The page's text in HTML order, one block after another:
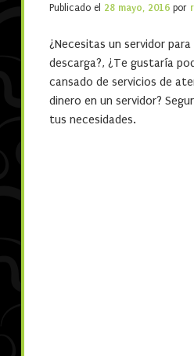
Publicado el 28 mayo, 2016 por
¿Necesitas un servidor
descarga?, ¿Te gustaría
cansado de servicios de
dinero en un servidor?
tus necesidades.